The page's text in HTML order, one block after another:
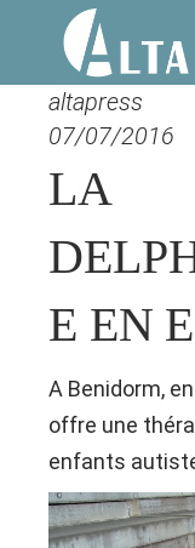
altapress
07/07/2016
LA
E EN
A Benidorm,
offre une
enfants